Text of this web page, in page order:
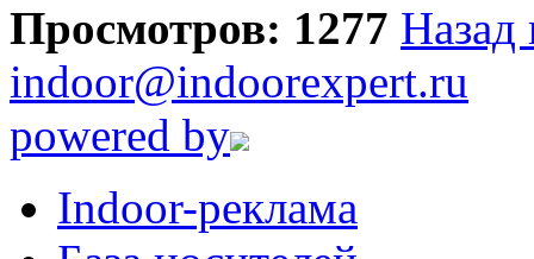
Просмотров: 1277 Назад
indoor@indoorexpert.ru
powered by
Indoor-реклама